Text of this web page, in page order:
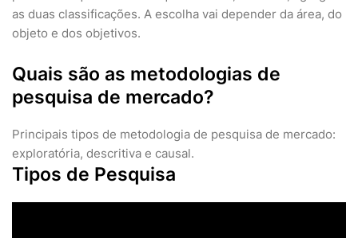
as duas classificações. A escolha vai depender da área, do
objeto e dos objetivos.
Quais são as metodologias de
pesquisa de mercado?
Principais tipos de metodologia de pesquisa de mercado:
exploratória, descritiva e causal.
Tipos de Pesquisa